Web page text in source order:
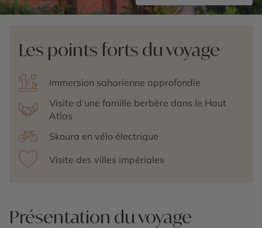
Les points forts du voyage
Immersion saharienne approfondie
Visite d’une famille berbère dans le Haut
Atlas
Skoura en vélo électrique
Visite des villes impériales
Présentation du voyage